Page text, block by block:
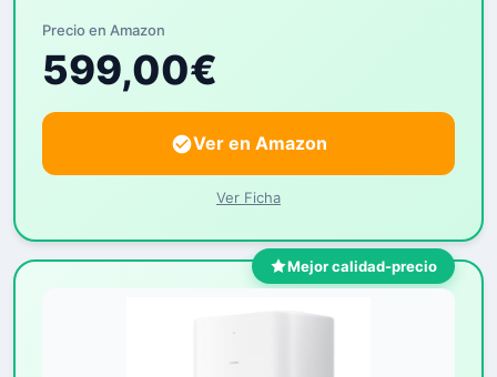
Precio en Amazon
599,00€
Ver en Amazon
Ver Ficha
Mejor calidad-precio